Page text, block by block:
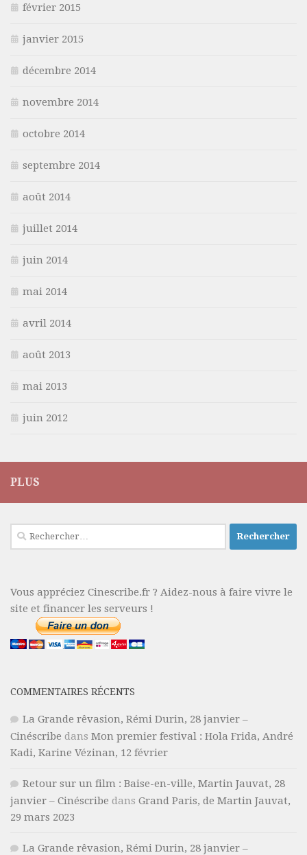
février 2015
janvier 2015
décembre 2014
novembre 2014
octobre 2014
septembre 2014
août 2014
juillet 2014
juin 2014
mai 2014
avril 2014
août 2013
mai 2013
juin 2012
PLUS
Rechercher :
Vous appréciez Cinescribe.fr ? Aidez-nous à faire vivre le
site et financer les serveurs !
COMMENTAIRES RÉCENTS
La Grande rêvasion, Rémi Durin, 28 janvier –
Cinéscribe dans Mon premier festival : Hola Frida, André
Kadi, Karine Vézinan, 12 février
Retour sur un film : Baise-en-ville, Martin Jauvat, 28
janvier – Cinéscribe dans Grand Paris, de Martin Jauvat,
29 mars 2023
La Grande rêvasion, Rémi Durin, 28 janvier –